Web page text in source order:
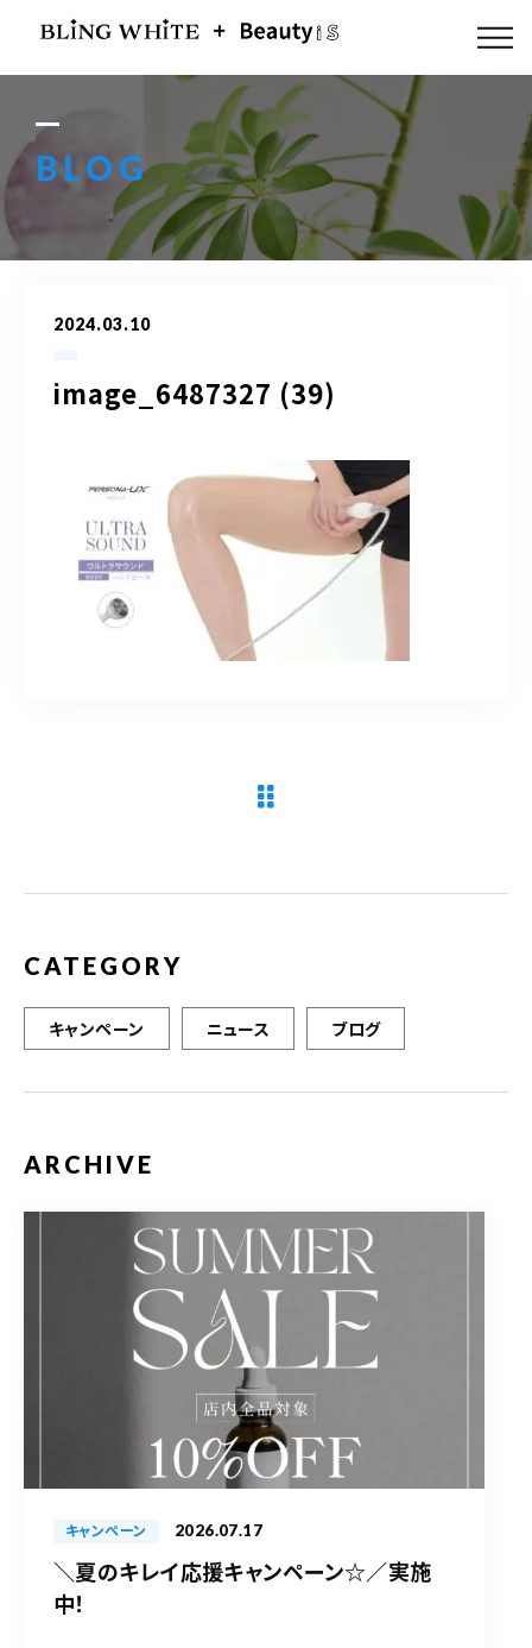
BLOG
2024.03.10
image_6487327 (39)
CATEGORY
キャンペーン ニュース ブログ
ARCHIVE
キャンペーン 2026.07.17
＼夏のキレイ応援キャンペーン☆／実施
中！
ABOUT US
FLOW
MENU
ACCESS
Q & A
090-9859-5917
平日 10：00～21：00
土日 10：00～20：00